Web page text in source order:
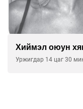
Хиймэл оюун
Уржигдар 14 цаг 30